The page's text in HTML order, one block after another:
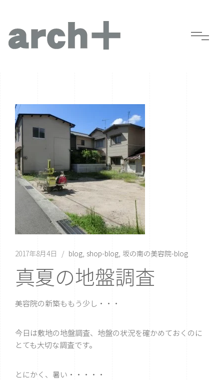
2017年8月4日 blog shop-blog 坂の南の美容院-blog
真夏の地盤調査
美容院の新築ももう少し・・・
今日は敷地の地盤調査、地盤の状況を確かめておくのに
とても大切な調査です。
とにかく、暑い・・・・・